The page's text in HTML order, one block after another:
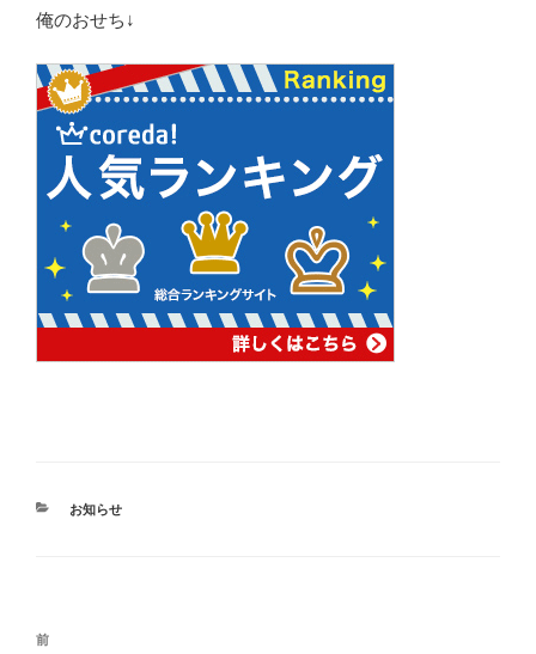
俺のおせち↓
カ
お知らせ
投
前
前